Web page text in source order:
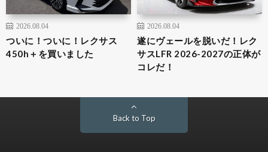
2026.08.04
ついに！ついに！レクサス
450h＋を買いました
2026.08.04
遂にヴェールを脱いだ！レク
サスLFR 2026-2027の正体が
コレだ！
Back to Top